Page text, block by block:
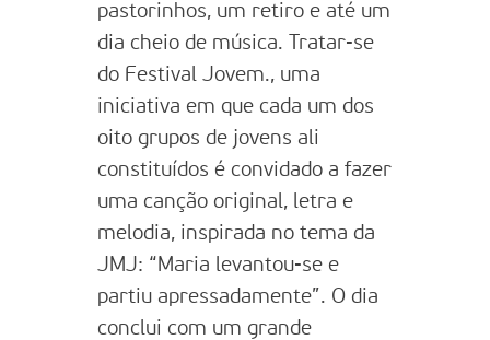
pastorinhos, um retiro e até um
dia cheio de música. Tratar-se
do Festival Jovem., uma
iniciativa em que cada um dos
oito grupos de jovens ali
constituídos é convidado a fazer
uma canção original, letra e
melodia, inspirada no tema da
JMJ: “Maria levantou-se e
partiu apressadamente”. O dia
conclui com um grande